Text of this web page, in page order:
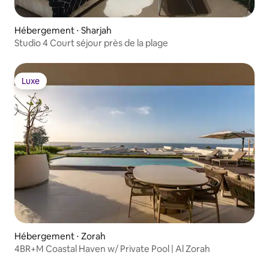
Hébergement ⋅ Sharjah
Studio 4 Court séjour près de la plage
Luxe
Luxe
Hébergement ⋅ Zorah
4BR+M Coastal Haven w/ Private Pool | Al Zorah